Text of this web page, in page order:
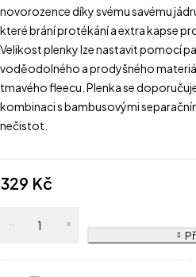
novorozence díky svému savému
které brání protékání a extra kapse
Velikost plenky lze nastavit pomocí
voděodolného a prodyšného
tmavého fleecu. Plenka se
kombinaci s bambusovými
nečistot.
329 Kč